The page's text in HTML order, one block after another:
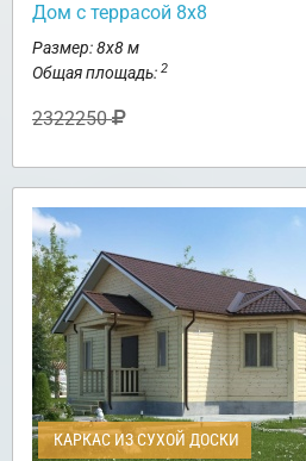
Дом с террасой 8х8
Размер: 8х8 м
Общая площадь: 2
2322250
КАРКАС ИЗ СУХОЙ ДОСКИ